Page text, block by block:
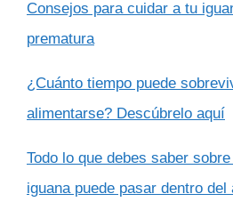
Consejos para cuidar a tu
prematura
¿Cuánto tiempo puede
alimentarse? Descúbrelo aquí
Todo lo que debes saber
iguana puede pasar dentro del